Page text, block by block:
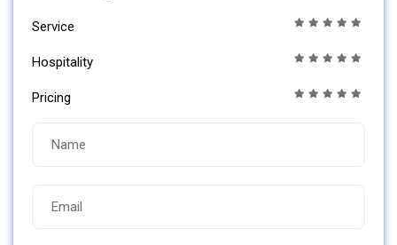
Service
Hospitality
Pricing